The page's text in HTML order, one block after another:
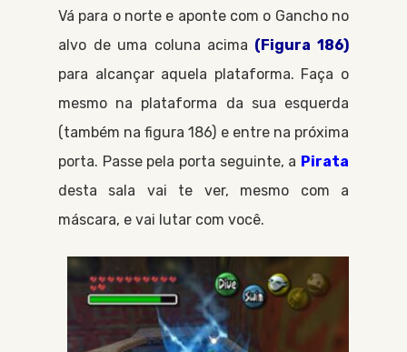
Vá para o norte e aponte com o Ganchono
alvo de uma coluna acima (Figura 186)
para alcançar aquela plataforma. Faça o
mesmo na plataforma da sua esquerda
(também na figura 186) e entre na próxima
porta. Passe pela porta seguinte, a Pirata
desta sala vai te ver, mesmo com a
máscara, e vai lutar com você.